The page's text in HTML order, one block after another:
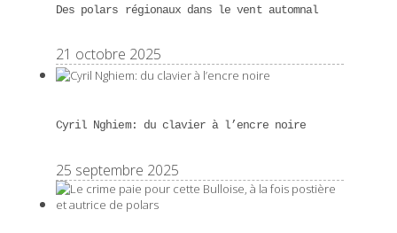
Des polars régionaux dans le vent automnal
21 octobre 2025
Cyril Nghiem: du clavier à l’encre noire
25 septembre 2025